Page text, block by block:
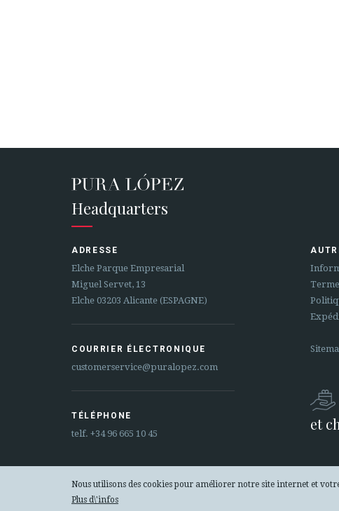
Headquarters
ADRESSE
Elche Parque Empresarial
Miguel Servet, 13
Elche 03203 Alicante (ESPAGNE)
COURRIER ÉLECTRONIQUE
customerservice@puralopez.com
TÉLÉPHONE
telf. +34 96 665 10 45
et
SECURE WEB SSL CERTIFICATE
Nous utilisons des cookies pour améliorer notre site internet et
Plus d\'infos